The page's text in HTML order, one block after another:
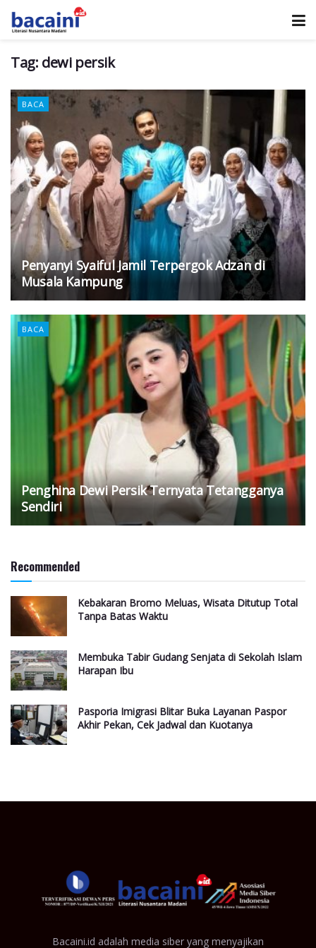
Tag: dewi persik
BACA
Penyanyi Syaiful Jamil Terpergok Adzan di
Musala Kampung
BACA
Penghina Dewi Persik Ternyata Tetangganya
Sendiri
Recommended
Kebakaran Bromo Meluas, Wisata Ditutup Total
Tanpa Batas Waktu
Membuka Tabir Gudang Senjata di Sekolah Islam
Harapan Ibu
Pasporia Imigrasi Blitar Buka Layanan Paspor
Akhir Pekan, Cek Jadwal dan Kuotanya
Bacaini.id adalah media siber yang menyajikan